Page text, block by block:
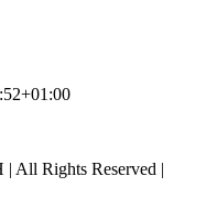
All Rights Reserved |